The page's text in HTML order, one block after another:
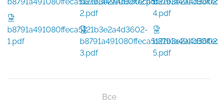
b8791a491080ffeca5121b3e2a4d3602-
1.pdf
2.pdf
3.pdf
4.pdf
5.pdf
Все